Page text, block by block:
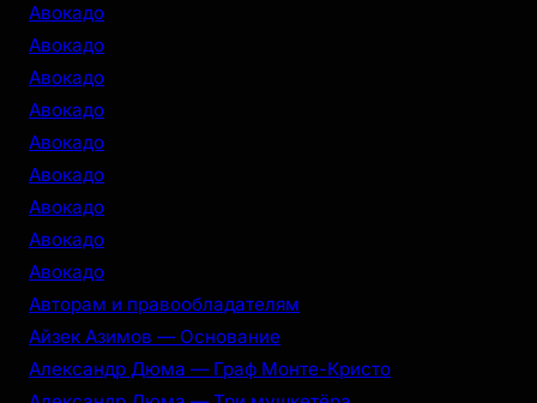
Авокадо
Авокадо
Авокадо
Авокадо
Авокадо
Авокадо
Авокадо
Авокадо
Авокадо
Авторам и правообладателям
Айзек Азимов — Основание
Александр Дюма — Граф Монте-Кристо